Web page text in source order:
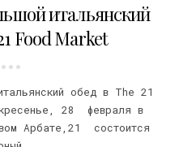
итальянский
Food Market
обед в The 21
28 февраля в
Арбате,21 состоится